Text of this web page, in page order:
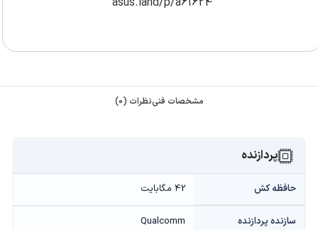
مشخصات فنینظرات (0)
پردازنده
حافظه کش 42 مگابایت
سازنده پردازنده Qualcomm